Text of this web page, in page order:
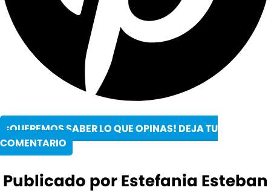
¡QUEREMOS SABER LO QUE OPINAS! DEJA TU
COMENTARIO
Publicado por Estefania Esteban